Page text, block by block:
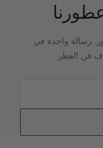
رسالة واحدة في
فن العطر.